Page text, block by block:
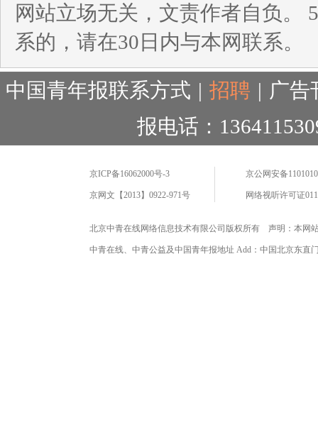
网站立场无关，文责作者自负。
系的，请在30日内与本网联系。
中国青年报联系方式 | 招聘 | 广告
报电话：
京ICP备16062000号-3
京网文【2013】0922-971号
京公网安备
网络视听许可证
北京中青在线网络信息技术有限公司版权所有 声明：本网
中青在线、中青公益及中国青年报地址 Add：中国北京东直